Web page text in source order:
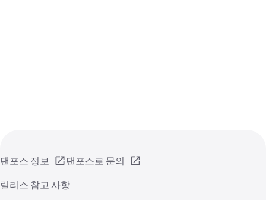
댄포스 정보
댄포스로 문의
릴리스 참고 사항